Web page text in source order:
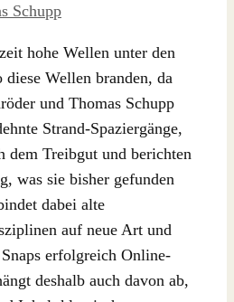
Schupp
hohe Wellen unter den
Wellen branden, da
und Thomas Schupp
Strand-Spaziergänge,
dem Treibgut und berichten
was sie bisher gefunden
dabei alte
auf neue Art und
erfolgreich Online-
deshalb auch davon ab,